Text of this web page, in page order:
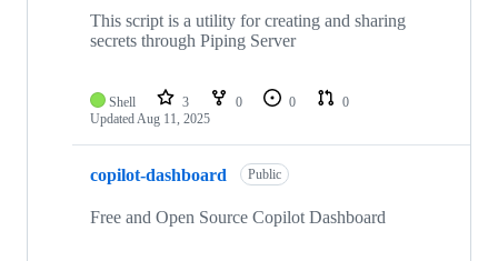
This script is a utility for creating and sharing
secrets through Piping Server
Shell 3 0 0
0
UpdatedAug 11, 2025
copilot-dashboard Public
Free and Open Source Copilot Dashboard